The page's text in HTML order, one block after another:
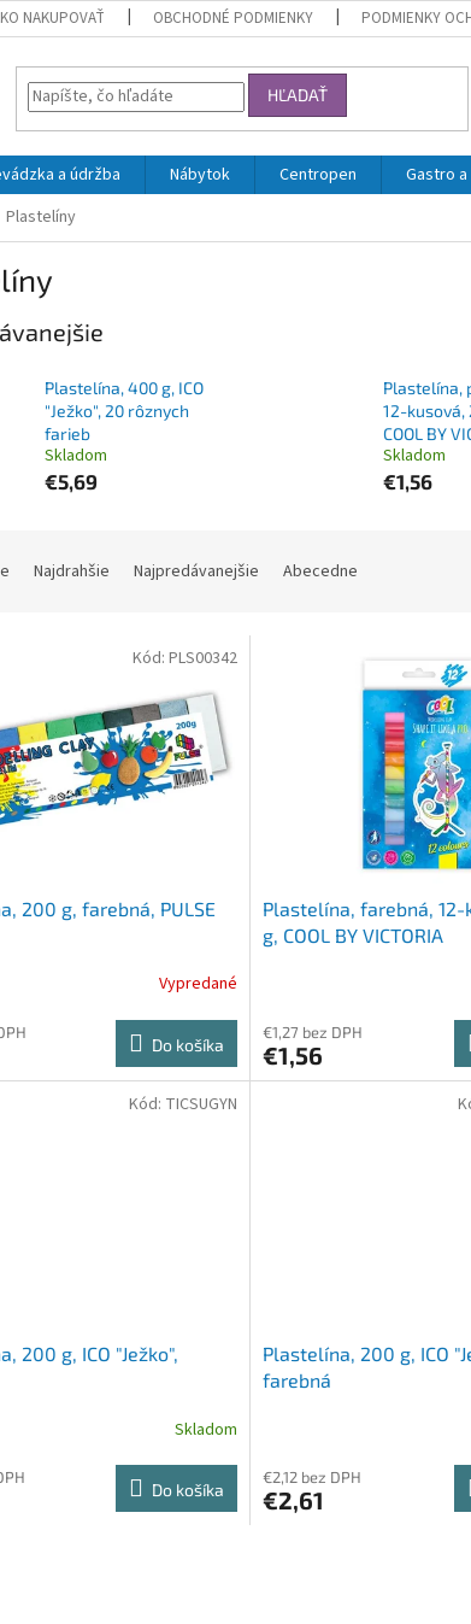
NAKUPOVAŤ OBCHODNÉ PODMIENKY PODMIENKY
HĽADAŤ
a údržba Nábytok Centropen Gastro
Plastelíny
Plastelína, 400 g, ICO
"Ježko", 20 rôznych
farieb
Skladom
€5,69
Plastelína,
12-kusová,
COOL BY
Skladom
€1,56
Najdrahšie Najpredávanejšie Abecedne
200 g, farebná, PULSE
Vypredané
Do košíka
Kód: PLS00342
Plastelína, farebná, 12-
g, COOL BY VICTORIA
€1,27 bez DPH
€1,56
200 g, ICO "Ježko",
Skladom
Do košíka
Kód: TICSUGYN
Plastelína, 200 g, ICO
farebná
€2,12 bez DPH
€2,61